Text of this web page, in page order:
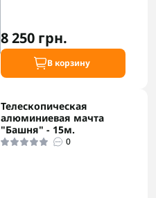
8 250 грн.
В корзину
Телескопическая
алюминиевая мачта
"Башня" - 15м.
0